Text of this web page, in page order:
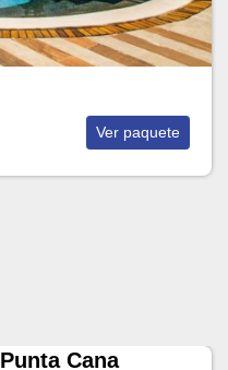
Ver paquete
Punta Cana